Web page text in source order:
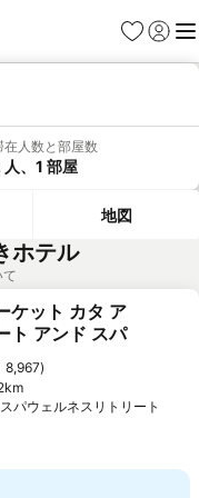
お気に入り
ログイ
メ
在人数と部屋数
人、1 部屋
地図
ホテル
りに追加
ケット カタ ア
ト アンド スパ
8,967
パウェルネスリトリート